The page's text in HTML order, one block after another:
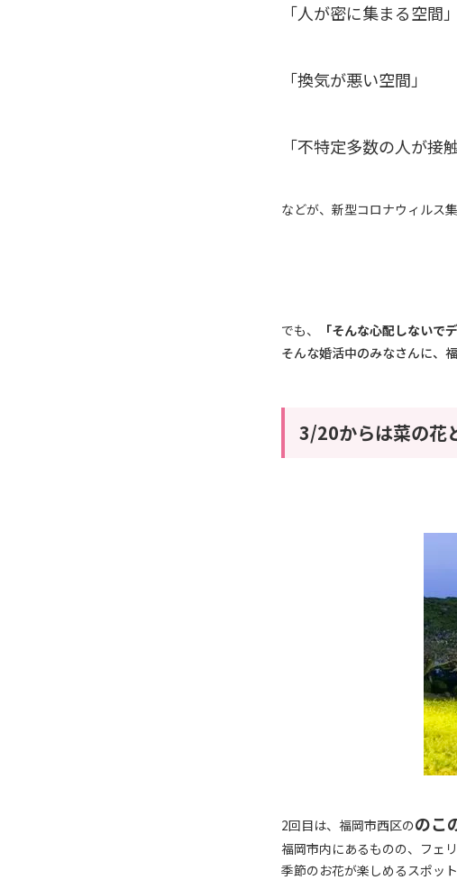
「人が密に集まる空間」
「換気が悪い空間」
「不特定多数の人が接
などが、新型コロナウィルス
でも、
「そんな心配しないでデ
そんな婚活中のみなさんに、
3/20からは菜の花
2回目は、福岡市西区ののこ
福岡市内にあるものの、フェ
季節のお花が楽しめるスポッ